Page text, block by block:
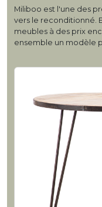
Miliboo est l'une des
vers le reconditionné.
meubles à des prix
ensemble un modèle